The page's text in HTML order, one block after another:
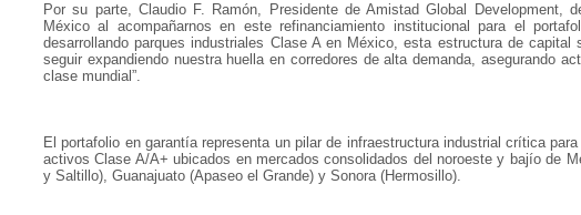
Por su parte, Claudio F. Ramón, Presidente de Amistad Global Development,
México al acompañarnos en este refinanciamiento institucional para el
desarrollando parques industriales Clase A en México, esta estructura de
seguir expandiendo nuestra huella en corredores de alta demanda, asegurando
clase mundial”.
El portafolio en garantía representa un pilar de infraestructura industrial crítica
activos Clase A/A+ ubicados en mercados consolidados del noroeste y bajío de
y Saltillo), Guanajuato (Apaseo el Grande) y Sonora (Hermosillo).